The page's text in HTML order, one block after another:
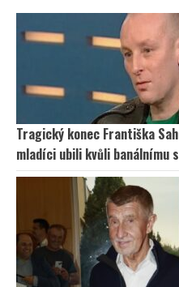
Tragický konec Františka
mladíci ubili kvůli banálnímu